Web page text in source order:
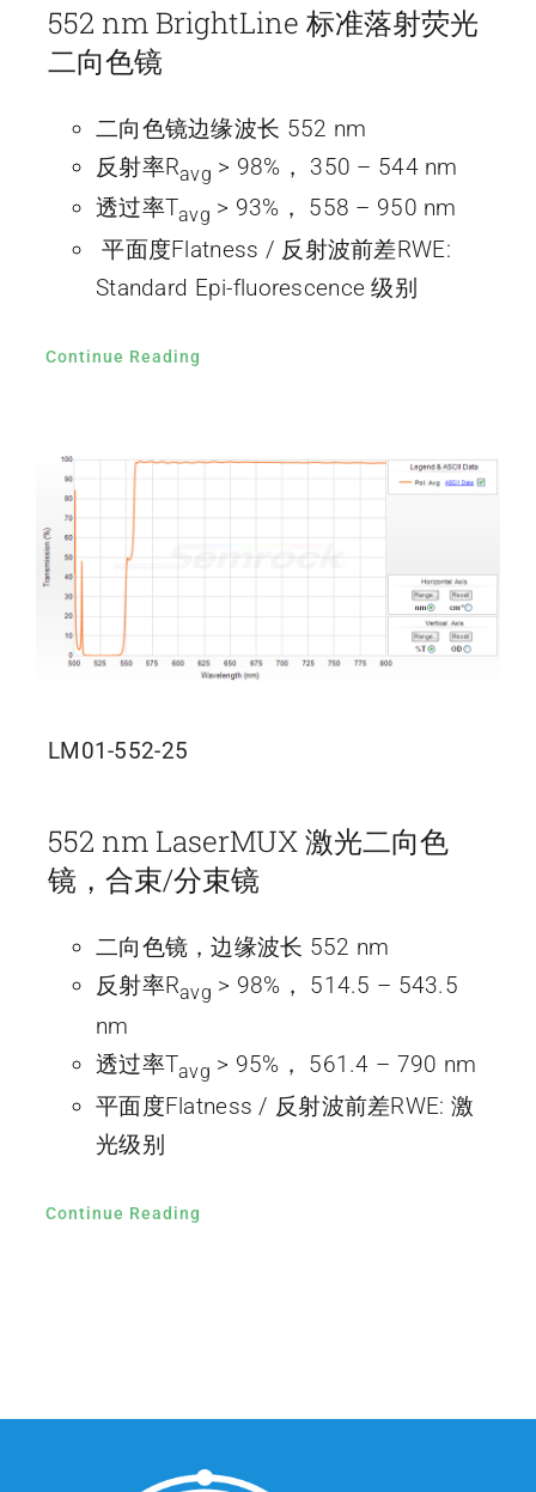
552 nm BrightLine 标准落射荧光
二向色镜
二向色镜边缘波长 552 nm
反射率Ravg > 98%， 350 – 544 nm
透过率Tavg > 93%， 558 – 950 nm
平面度Flatness / 反射波前差RWE:
Standard Epi-fluorescence 级别
Continue Reading
LM01-552-25
552 nm LaserMUX 激光二向色
镜，合束/分束镜
二向色镜，边缘波长 552 nm
反射率Ravg > 98%， 514.5 – 543.5
nm
透过率Tavg > 95%， 561.4 – 790 nm
平面度Flatness / 反射波前差RWE: 激
光级别
Continue Reading